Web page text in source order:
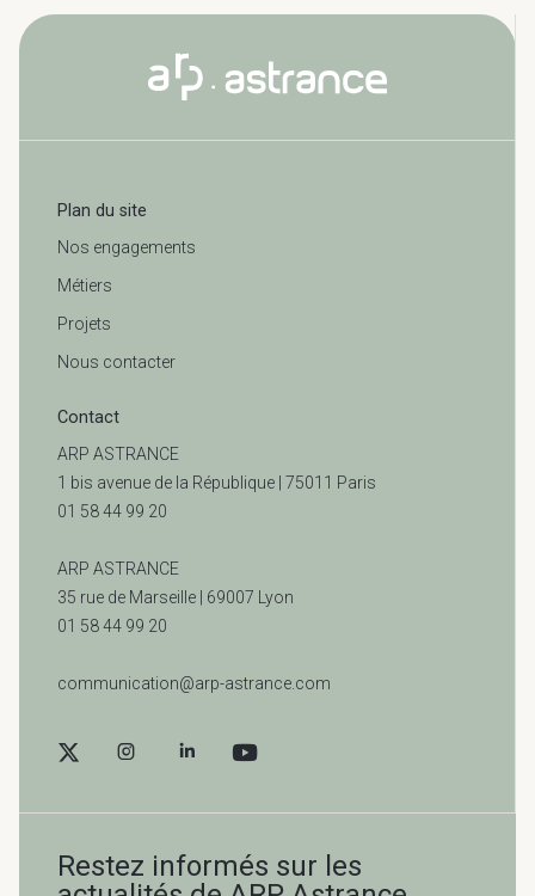
Plan du site
Nos engagements
Métiers
Projets
Nous contacter
Contact
ARP ASTRANCE
1 bis avenue de la République | 75011 Paris
01 58 44 99 20
ARP ASTRANCE
35 rue de Marseille | 69007 Lyon
01 58 44 99 20
communication@arp-astrance.com
Restez informés sur les